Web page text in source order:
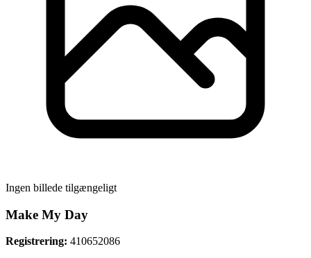
Ingen billede tilgængeligt
Make My Day
Registrering: 410652086